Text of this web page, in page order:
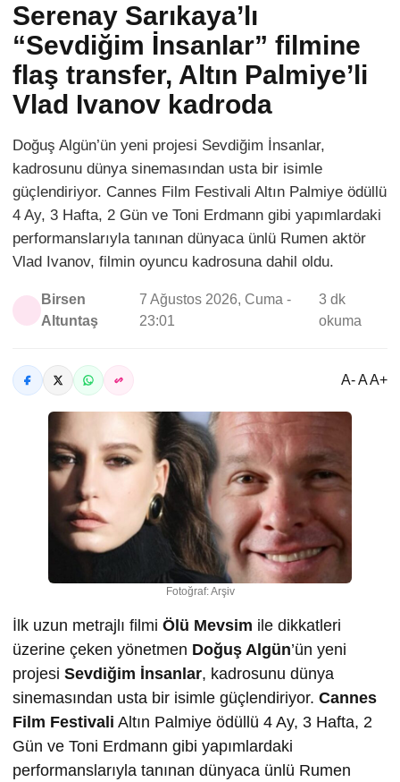
Serenay Sarıkaya’lı
“Sevdiğim İnsanlar” filmine
flaş transfer, Altın Palmiye’li
Vlad Ivanov kadroda
Doğuş Algün’ün yeni projesi Sevdiğim İnsanlar,
kadrosunu dünya sinemasından usta bir isimle
güçlendiriyor. Cannes Film Festivali Altın Palmiye ödüllü
4 Ay, 3 Hafta, 2 Gün ve Toni Erdmann gibi yapımlardaki
performanslarıyla tanınan dünyaca ünlü Rumen aktör
Vlad Ivanov, filmin oyuncu kadrosuna dahil oldu.
Birsen
Altuntaş
7 Ağustos 2026, Cuma -
23:01
3 dk
okuma
A- A A+
Fotoğraf: Arşiv
İlk uzun metrajlı filmi Ölü Mevsim ile dikkatleri
üzerine çeken yönetmen Doğuş Algün’ün yeni
projesi Sevdiğim İnsanlar, kadrosunu dünya
sinemasından usta bir isimle güçlendiriyor. Cannes
Film Festivali Altın Palmiye ödüllü 4 Ay, 3 Hafta, 2
Gün ve Toni Erdmann gibi yapımlardaki
performanslarıyla tanınan dünyaca ünlü Rumen